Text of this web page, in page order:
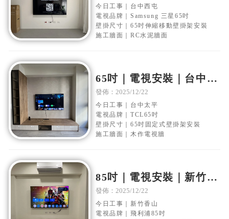
縮壁掛架安裝
今日工事｜台中西屯
電視品牌｜Samsung 三星65吋
壁掛尺寸｜65吋伸縮移動壁掛架安裝
施工牆面｜RC水泥牆面
65吋｜電視安裝｜台中太
平｜木作電視牆｜固定式
壁掛架安裝
發佈：2025/12/22
今日工事｜台中太平
電視品牌｜TCL65吋
壁掛尺寸｜65吋固定式壁掛架安裝
施工牆面｜木作電視牆
85吋｜電視安裝｜新竹香
山｜水泥電視牆面｜固定
式壁掛架安裝
發佈：2025/12/22
今日工事｜新竹香山
電視品牌｜飛利浦85吋